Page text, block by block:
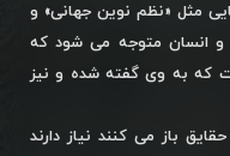
مثل «نظم نوین جهانی» و
انسان متوجه می شود که
که به وی گفته شده و نیز
باز می کنند نیاز دارند